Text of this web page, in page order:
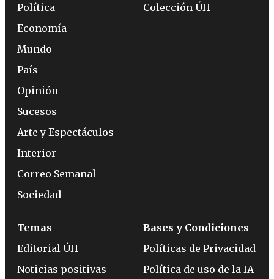
Política
Economía
Mundo
País
Opinión
Sucesos
Arte y Espectáculos
Interior
Correo Semanal
Sociedad
Colección ÚH
Temas
Editorial ÚH
Noticias positivas
Bases y Condiciones
Políticas de Privacidad
Política de uso de la IA